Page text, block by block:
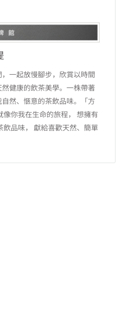
一起放慢腳步，欣賞以時間
健康的飲茶美學。一株帶著
然、愜意的茶飲品味。「方
你我在生命的旅程， 想擁有
品味， 獻給喜歡天然、簡單